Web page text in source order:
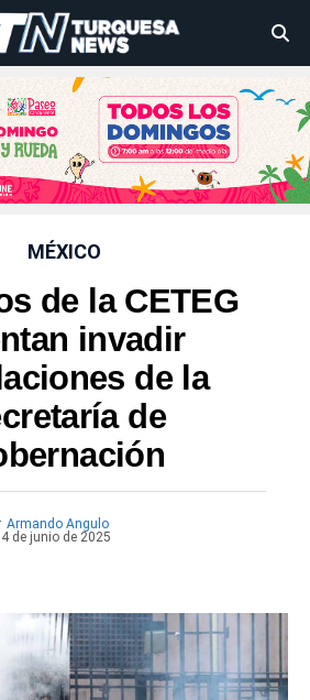
MÉXICO
de la CETEG
invadir
de la
de
Armando Angulo
de junio de 2025